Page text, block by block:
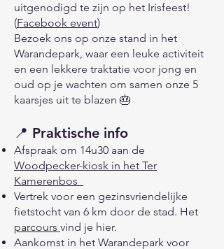
uitgenodigd te zijn op het Irisfeest!
(Facebook event)
Bezoek ons op onze stand in het
Warandepark, waar een leuke activiteit
en een lekkere traktatie voor jong en
oud op je wachten om samen onze 5
kaarsjes uit te blazen 🎂
📍 Praktische info
Afspraak om 14u30 aan de
Woodpecker-kiosk in het Ter
Kamerenbos
Vertrek voor een gezinsvriendelijke
fietstocht van 6 km door de stad. Het
parcours vind je hier.
Aankomst in het Warandepark voor